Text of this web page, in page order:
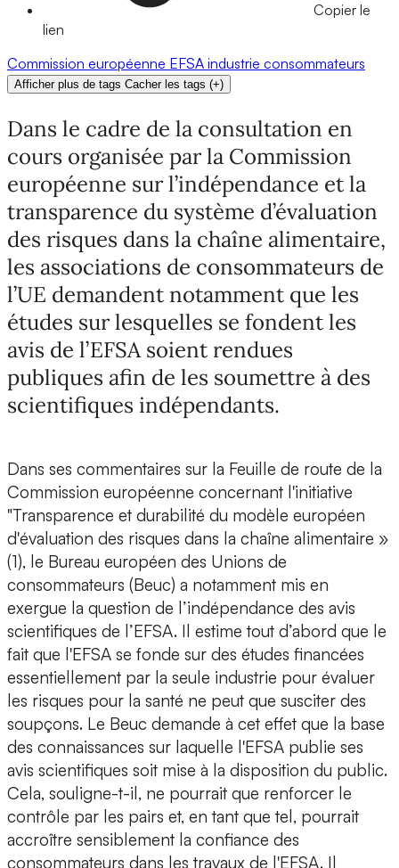
Copier le
lien
Commission européenne EFSA industrie consommateurs
Afficher plus de tags Cacher les tags (+)
Dans le cadre de la consultation en
cours organisée par la Commission
européenne sur l’indépendance et la
transparence du système d’évaluation
des risques dans la chaîne alimentaire,
les associations de consommateurs de
l’UE demandent notamment que les
études sur lesquelles se fondent les
avis de l’EFSA soient rendues
publiques afin de les soumettre à des
scientifiques indépendants.
Dans ses commentaires sur la Feuille de route de la
Commission européenne concernant l'initiative
"Transparence et durabilité du modèle européen
d'évaluation des risques dans la chaîne alimentaire »
(1), le Bureau européen des Unions de
consommateurs (Beuc) a notamment mis en
exergue la question de l’indépendance des avis
scientifiques de l’EFSA. Il estime tout d’abord que le
fait que l'EFSA se fonde sur des études financées
essentiellement par la seule industrie pour évaluer
les risques pour la santé ne peut que susciter des
soupçons. Le Beuc demande à cet effet que la base
des connaissances sur laquelle l'EFSA publie ses
avis scientifiques soit mise à la disposition du public.
Cela, souligne-t-il, ne pourrait que renforcer le
contrôle par les pairs et, en tant que tel, pourrait
accroître sensiblement la confiance des
consommateurs dans les travaux de l'EFSA. Il